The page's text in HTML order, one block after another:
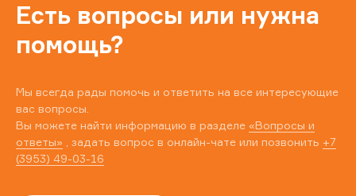
Есть вопросы или нужна
помощь?
Мы всегда рады помочь и ответить на все интересующие
вас вопросы.
Вы можете найти информацию в разделе «Вопросы и
ответы» , задать вопрос в онлайн-чате или позвонить +7
(3953) 49-03-16